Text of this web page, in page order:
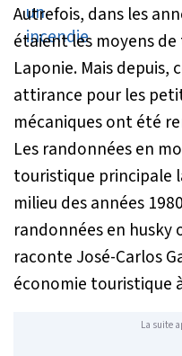
Autrefois, dans les
étaient les moyens
Laponie. Mais depuis,
attirance pour les
mécaniques ont été
Les randonnées en
touristique principale
milieu des années
randonnées en husky
raconte José-Carlos
économie touristique
La suite